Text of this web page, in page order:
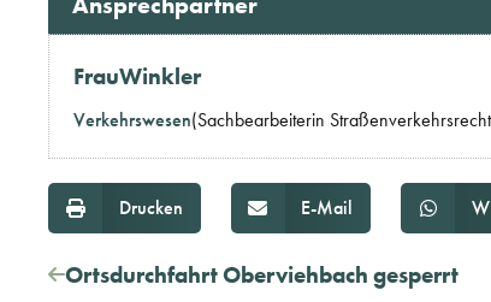
FrauWinkler
Verkehrswesen(Sachbearbeiterin
Drucken E-Mail
Ortsdurchfahrt Oberviehbach gesperrt